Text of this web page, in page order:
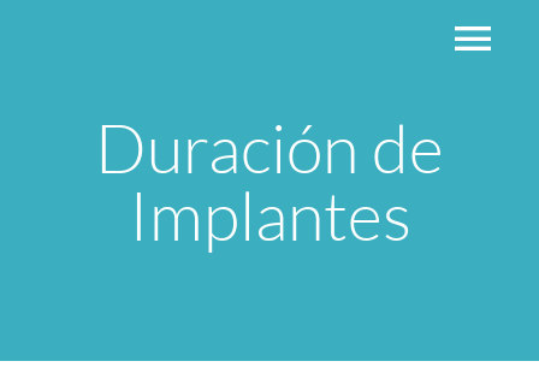
HOME
CLINICA
EQUIPO
Duración de
Implantes